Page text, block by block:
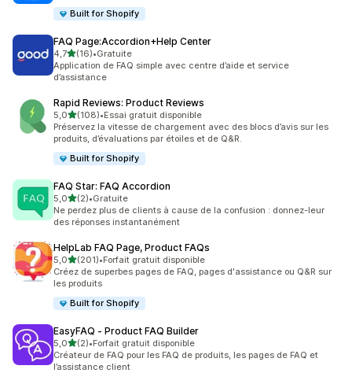
Built for Shopify
FAQ Page:Accordion+Help Center
4,7étoile(s) sur 5
(16)
16 avis au total
•Gratuite
Application de FAQ simple avec centre d’aide et service
d’assistance
Rapid Reviews: Product Reviews
5,0étoile(s) sur 5
(108)
108 avis au total
•Essai gratuit disponible
Préservez la vitesse de chargement avec des blocs d’avis sur les
produits, d’évaluations par étoiles et de Q&R.
Built for Shopify
FAQ Star: FAQ Accordion
5,0étoile(s) sur 5
(2)
2 avis au total
•Gratuite
Ne perdez plus de clients à cause de la confusion : donnez-leur
des réponses instantanément
HelpLab FAQ Page, Product FAQs
5,0étoile(s) sur 5
(201)
201 avis au total
•Forfait gratuit disponible
Créez de superbes pages de FAQ, pages d'assistance ou Q&R sur
les produits
Built for Shopify
EasyFAQ ‑ Product FAQ Builder
5,0étoile(s) sur 5
(2)
2 avis au total
•Forfait gratuit disponible
Créateur de FAQ pour les FAQ de produits, les pages de FAQ et
l’assistance client